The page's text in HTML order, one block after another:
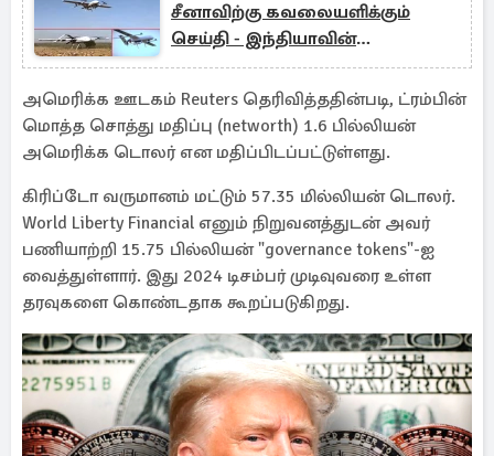
சீனாவிற்கு கவலையளிக்கும்
செய்தி - இந்தியாவின்
ருத்ராஸ்திரா சோதனை வெற்றி
அமெரிக்க ஊடகம் Reuters தெரிவித்ததின்படி, ட்ரம்பின்
மொத்த சொத்து மதிப்பு (networth) 1.6 பில்லியன்
அமெரிக்க டொலர் என மதிப்பிடப்பட்டுள்ளது.
கிரிப்டோ வருமானம் மட்டும் 57.35 மில்லியன் டொலர்.
World Liberty Financial எனும் நிறுவனத்துடன் அவர்
பணியாற்றி 15.75 பில்லியன் "governance tokens"-ஐ
வைத்துள்ளார். இது 2024 டிசம்பர் முடிவுவரை உள்ள
தரவுகளை கொண்டதாக கூறப்படுகிறது.